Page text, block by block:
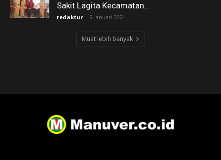
Sakit Lagita Kecamatan...
redaktur - 9 Januari 2024
Muat lebih banyak